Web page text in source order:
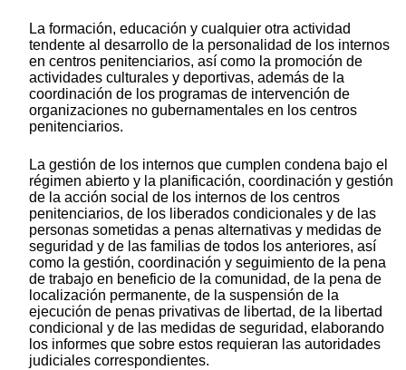
La formación, educación y cualquier otra actividad
tendente al desarrollo de la personalidad de los internos
en centros penitenciarios, así como la promoción de
actividades culturales y deportivas, además de la
coordinación de los programas de intervención de
organizaciones no gubernamentales en los centros
penitenciarios.
La gestión de los internos que cumplen condena bajo el
régimen abierto y la planificación, coordinación y gestión
de la acción social de los internos de los centros
penitenciarios, de los liberados condicionales y de las
personas sometidas a penas alternativas y medidas de
seguridad y de las familias de todos los anteriores, así
como la gestión, coordinación y seguimiento de la pena
de trabajo en beneficio de la comunidad, de la pena de
localización permanente, de la suspensión de la
ejecución de penas privativas de libertad, de la libertad
condicional y de las medidas de seguridad, elaborando
los informes que sobre estos requieran las autoridades
judiciales correspondientes.